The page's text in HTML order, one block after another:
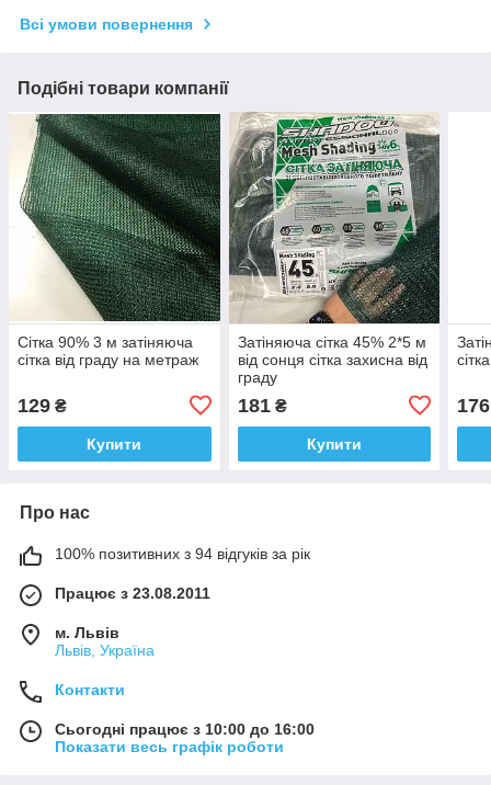
Всі умови повернення
Подібні товари компанії
Сітка 90% 3 м затіняюча
сітка від граду на метраж
129 ₴
Купити
Затіняюча сітка 45% 2*5 м
від сонця сітка захисна від
граду
181₴
Купити
176
Про нас
100% позитивних з 94 відгуків за рік
Працює з 23.08.2011
м. Львів
Львів, Україна
Контакти
Сьогодні працює з 10:00 до 16:00
Показати весь графік роботи